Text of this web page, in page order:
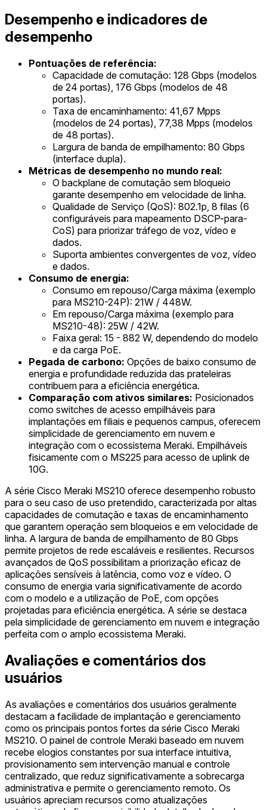
Desempenho e indicadores de
desempenho
Pontuações de referência:
Capacidade de comutação: 128 Gbps (modelos
de 24 portas), 176 Gbps (modelos de 48
portas).
Taxa de encaminhamento: 41,67 Mpps
(modelos de 24 portas), 77,38 Mpps (modelos
de 48 portas).
Largura de banda de empilhamento: 80 Gbps
(interface dupla).
Métricas de desempenho no mundo real:
O backplane de comutação sem bloqueio
garante desempenho em velocidade de linha.
Qualidade de Serviço (QoS): 802.1p, 8 filas (6
configuráveis para mapeamento DSCP-para-
CoS) para priorizar tráfego de voz, vídeo e
dados.
Suporta ambientes convergentes de voz, vídeo
e dados.
Consumo de energia:
Consumo em repouso/Carga máxima (exemplo
para MS210-24P): 21W / 448W.
Em repouso/Carga máxima (exemplo para
MS210-48): 25W / 42W.
Faixa geral: 15 - 882 W, dependendo do modelo
e da carga PoE.
Pegada de carbono: Opções de baixo consumo de
energia e profundidade reduzida das prateleiras
contribuem para a eficiência energética.
Comparação com ativos similares: Posicionados
como switches de acesso empilháveis para
implantações em filiais e pequenos campus, oferecem
simplicidade de gerenciamento em nuvem e
integração com o ecossistema Meraki. Empilháveis
fisicamente com o MS225 para acesso de uplink de
10G.
A série Cisco Meraki MS210 oferece desempenho robusto
para o seu caso de uso pretendido, caracterizada por altas
capacidades de comutação e taxas de encaminhamento
que garantem operação sem bloqueios e em velocidade de
linha. A largura de banda de empilhamento de 80 Gbps
permite projetos de rede escaláveis e resilientes. Recursos
avançados de QoS possibilitam a priorização eficaz de
aplicações sensíveis à latência, como voz e vídeo. O
consumo de energia varia significativamente de acordo
com o modelo e a utilização de PoE, com opções
projetadas para eficiência energética. A série se destaca
pela simplicidade de gerenciamento em nuvem e integração
perfeita com o amplo ecossistema Meraki.
Avaliações e comentários dos
usuários
As avaliações e comentários dos usuários geralmente
destacam a facilidade de implantação e gerenciamento
como os principais pontos fortes da série Cisco Meraki
MS210. O painel de controle Meraki baseado em nuvem
recebe elogios constantes por sua interface intuitiva,
provisionamento sem intervenção manual e controle
centralizado, que reduz significativamente a sobrecarga
administrativa e permite o gerenciamento remoto. Os
usuários apreciam recursos como atualizações